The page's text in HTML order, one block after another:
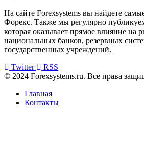
На сайте Forexsystems вы найдете
Форекс. Также мы регулярно
которая оказывает прямое влияние на
национальных банков, резервных
государственных учреждений.
Twitter
RSS
© 2024 Forexsystems.ru. Все права
Главная
Контакты